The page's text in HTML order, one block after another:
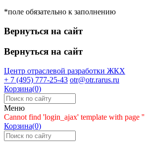
*поле обязательно к заполнению
Вернуться на сайт
Вернуться на сайт
Центр отраслевой разработки ЖКХ
+ 7 (495) 777-25-43 otr@otr.rarus.ru
Корзина(0)
Меню
Cannot find 'login_ajax' template with page ''
Корзина(0)